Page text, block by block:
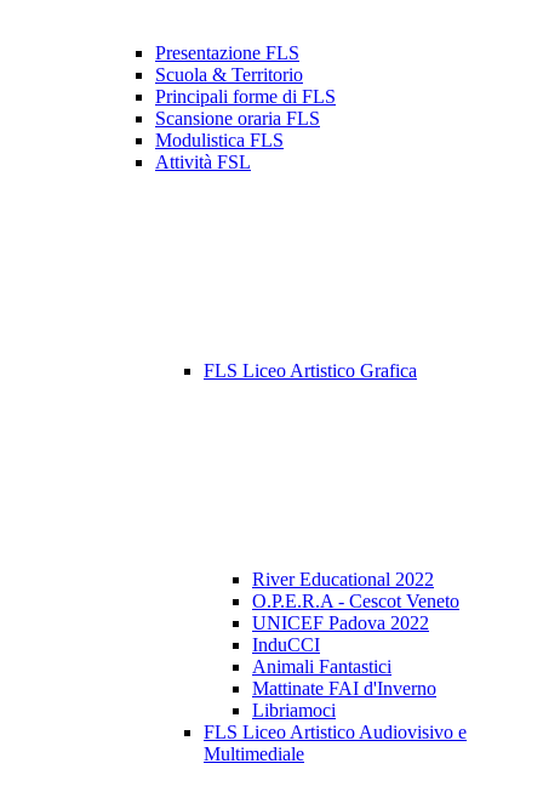
Presentazione FLS
Scuola & Territorio
Principali forme di FLS
Scansione oraria FLS
Modulistica FLS
Attività FSL
FLS Liceo Artistico Grafica
River Educational 2022
O.P.E.R.A - Cescot Veneto
UNICEF Padova 2022
InduCCI
Animali Fantastici
Mattinate FAI d'Inverno
Libriamoci
FLS Liceo Artistico Audiovisivo e
Multimediale